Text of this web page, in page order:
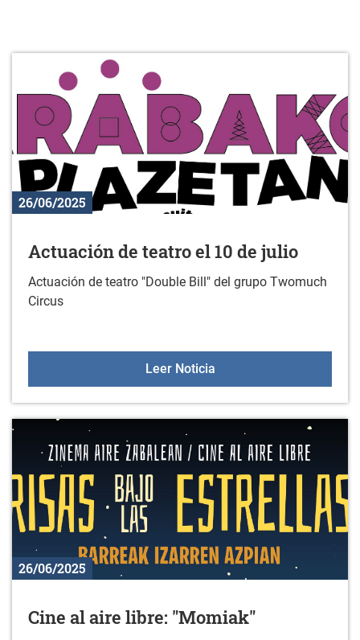
26/06/2025
Actuación de teatro el 10 de julio
Actuación de teatro "Double Bill" del grupo Twomuch
Circus
Leer NoticiaActuación de teatro el
26/06/2025
Cine al aire libre: "Momiak"